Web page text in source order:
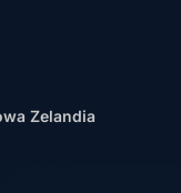
Zelandia